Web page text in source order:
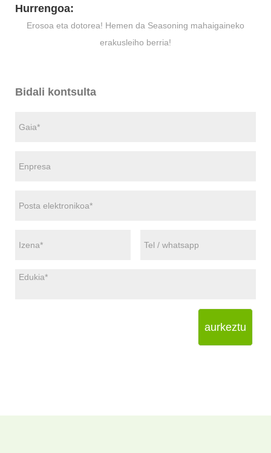
Hurrengoa:
Erosoa eta dotorea! Hemen da Seasoning mahaigaineko
erakusleiho berria!
Bidali kontsulta
aurkeztu